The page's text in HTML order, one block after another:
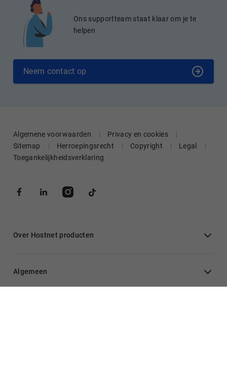
Ons supportteam staat klaar om je te
helpen
Neem contact op
Algemene voorwaarden
Privacy en cookies
Sitemap
Herroepingsrecht Copyright
Legal
Toegankelijkheidsverklaring
Over Hostnet producten
Algemeen